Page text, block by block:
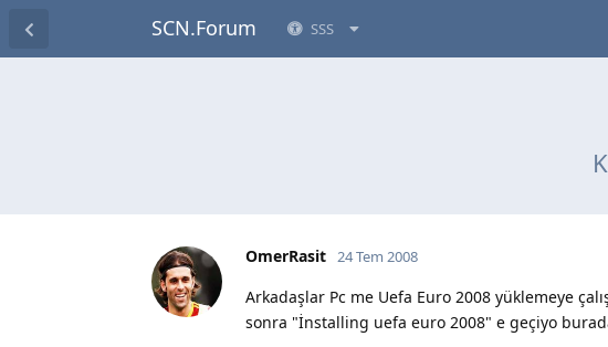
SCN.Forum SSS
OmerRasit 24 Tem 2008
Arkadaşlar Pc me Uefa Euro 2008 yüklemeye
sonra "İnstalling uefa euro 2008" e geçiyo